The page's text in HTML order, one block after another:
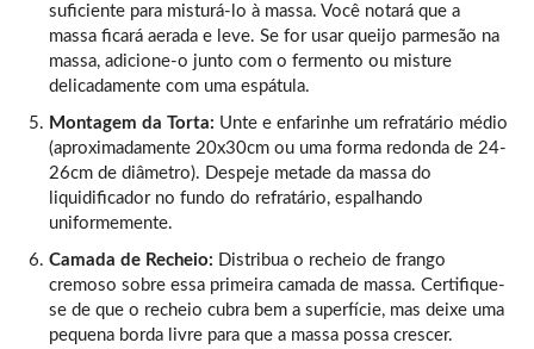
suficiente para misturá-lo à massa. Você notará que a
massa ficará aerada e leve. Se for usar queijo parmesão na
massa, adicione-o junto com o fermento ou misture
delicadamente com uma espátula.
Montagem da Torta: Unte e enfarinhe um refratário médio
(aproximadamente 20x30cm ou uma forma redonda de 24-
26cm de diâmetro). Despeje metade da massa do
liquidificador no fundo do refratário, espalhando
uniformemente.
Camada de Recheio: Distribua o recheio de frango
cremoso sobre essa primeira camada de massa. Certifique-
se de que o recheio cubra bem a superfície, mas deixe uma
pequena borda livre para que a massa possa crescer.